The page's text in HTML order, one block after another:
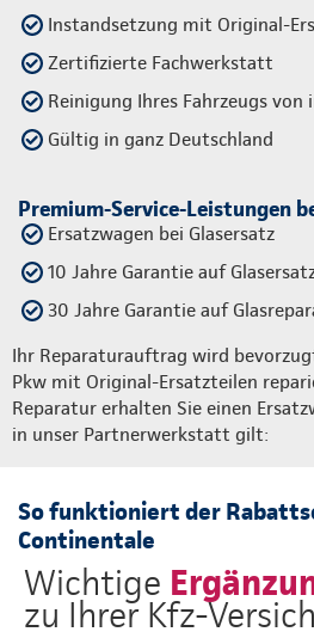
Instandsetzung mit Original-
Zertifizierte Fachwerkstatt
Reinigung Ihres Fahrzeugs von
Gültig in ganz Deutschland
Premium-Service-Leistungen
Ersatzwagen bei Glasersatz
10 Jahre Garantie auf
30 Jahre Garantie auf
Ihr Reparaturauftrag wird
Pkw mit Original-Ersatzteilen
Reparatur erhalten Sie einen
in unser Partnerwerkstatt gilt:
So funktioniert der
Continentale
Wichtige
zu Ihrer Kfz-